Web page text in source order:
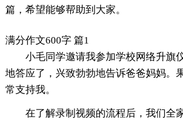
篇，希望能够帮助到大家。
满分作文600字 篇1
小毛同学邀请我参加学校网络升旗
地答应了，兴致勃勃地告诉爸爸妈妈。
常支持我。
在了解录制视频的流程后，我们全